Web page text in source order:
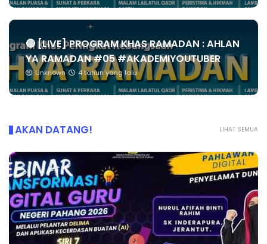
🔴 [LIVE] PROGRAM KHAS RAMADAN : AHLAN
YA RAMADAN #05 #AKADEMIYOUTUBER
Unknown 4 tahun yang lalu
LIHAT SEMUA
AKAN DATANG!